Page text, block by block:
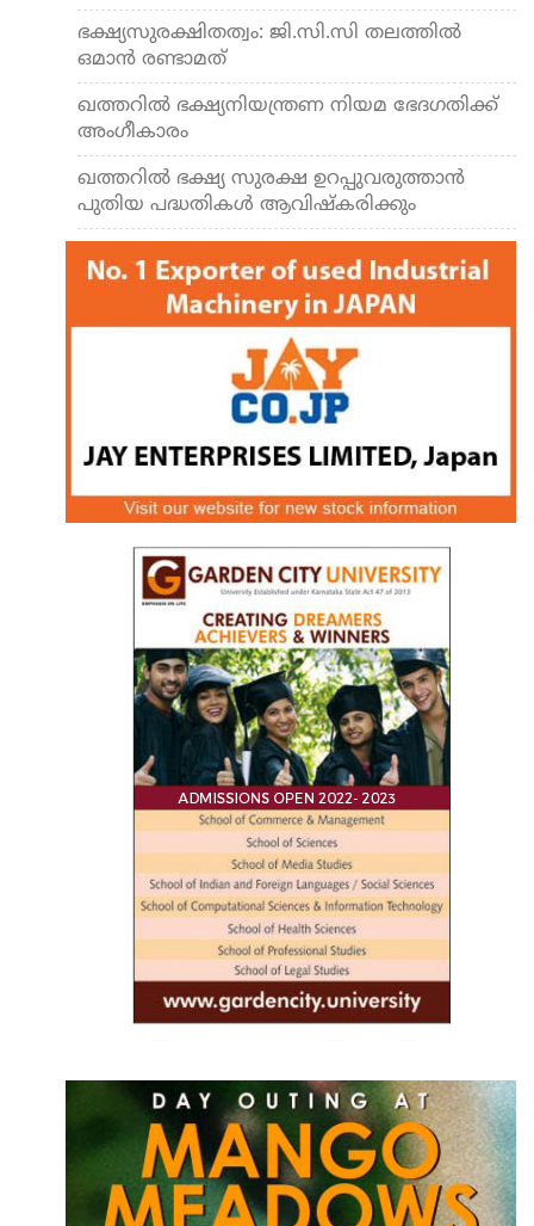
ഭക്ഷ്യസുരക്ഷിതത്വം: ജി.സി.സി തലത്തില്‍
ഒമാന്‍ രണ്ടാമത്
ഖത്തറില്‍ ഭക്ഷ്യനിയന്ത്രണ നിയമ ഭേദഗതിക്ക്
അംഗീകാരം
ഖത്തറില്‍ ഭക്ഷ്യ സുരക്ഷ ഉറപ്പുവരുത്താന്‍
പുതിയ പദ്ധതികള്‍ ആവിഷ്‌കരിക്കും